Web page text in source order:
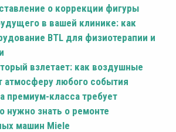
о коррекции фигуры
в вашей клинике: как
BTL для физиотерапии и
взлетает: как воздушные
любого события
премиум-класса требует
нужно знать о ремонте
машин Miele